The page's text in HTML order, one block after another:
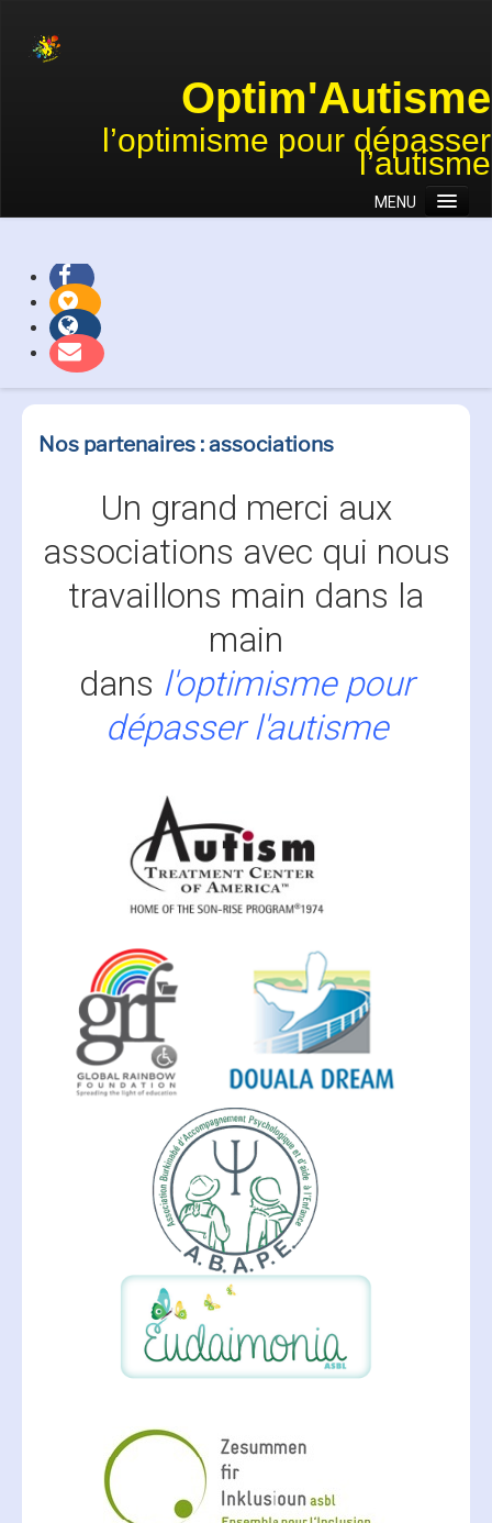
Optim'Autisme
l’optimisme pour dépasser
l’autisme
MENU
Association
Approches
Actions et projets
Nos partenaires : associations
Un grand merci aux
associations avec qui nous
travaillons main dans la
main
dans l'optimisme pour
dépasser l'autisme